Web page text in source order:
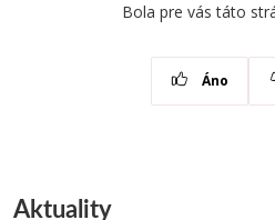
Bola pre vás táto
Áno
Aktuality